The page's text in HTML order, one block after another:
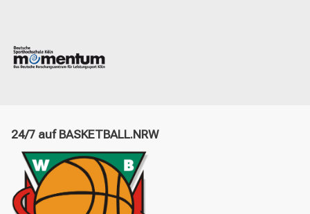
24/7 auf BASKETBALL.NRW